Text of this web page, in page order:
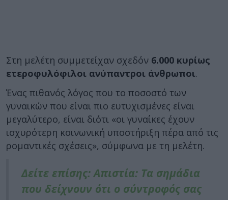
Στη μελέτη συμμετείχαν σχεδόν 6.000 κυρίως
ετεροφυλόφιλοι ανύπαντροι άνθρωποι.
Ένας πιθανός λόγος που το ποσοστό των
γυναικών που είναι πιο ευτυχισμένες είναι
μεγαλύτερο, είναι διότι «οι γυναίκες έχουν
ισχυρότερη κοινωνική υποστήριξη πέρα ​​από τις
ρομαντικές σχέσεις», σύμφωνα με τη μελέτη.
Δείτε επίσης: Απιστία: Τα σημάδια
που δείχνουν ότι ο σύντροφός σας